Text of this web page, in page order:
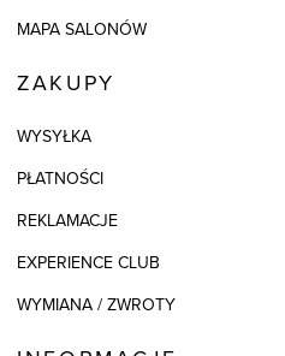
MAPA SALONÓW
ZAKUPY
WYSYŁKA
PŁATNOŚCI
REKLAMACJE
EXPERIENCE CLUB
WYMIANA / ZWROTY